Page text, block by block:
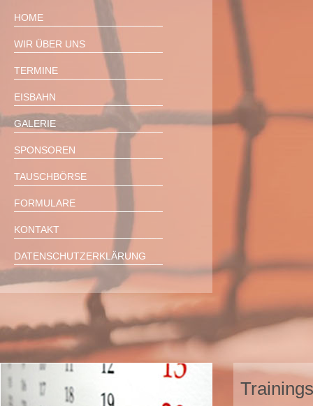
HOME
WIR ÜBER UNS
TERMINE
EISBAHN
GALERIE
SPONSOREN
TAUSCHBÖRSE
FORMULARE
KONTAKT
DATENSCHUTZERKLÄRUNG